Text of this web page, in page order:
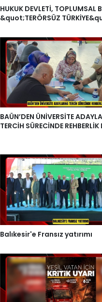
HUKUK DEVLETİ, TOPLUMSAL
&quot;TERÖRSÜZ
BAÜN’DEN ÜNİVERSİTE
TERCİH SÜRECİNDE REHBERLİK
Balıkesir'e Fransız yatırımı